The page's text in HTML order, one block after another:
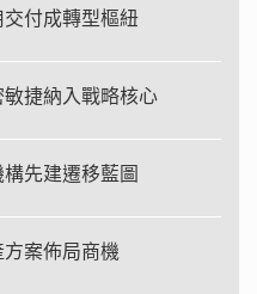
付成轉型樞紐
捷納入戰略核心
先建遷移藍圖
案佈局商機